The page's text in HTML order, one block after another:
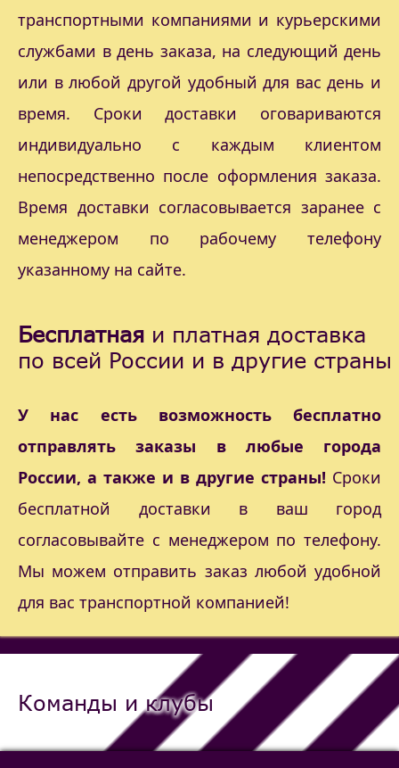
транспортными компаниями и курьерскими
службами в день заказа, на следующий день
или в любой другой удобный для вас день и
время. Сроки доставки оговариваются
индивидуально с каждым клиентом
непосредственно после оформления заказа.
Время доставки согласовывается заранее с
менеджером по рабочему телефону
указанному на сайте.
Бесплатная и платная доставка
по всей России и в другие страны
У нас есть возможность бесплатно
отправлять заказы в любые города
России, а также и в другие страны! Сроки
бесплатной доставки в ваш город
согласовывайте с менеджером по телефону.
Мы можем отправить заказ любой удобной
для вас транспортной компанией!
Команды и клубы